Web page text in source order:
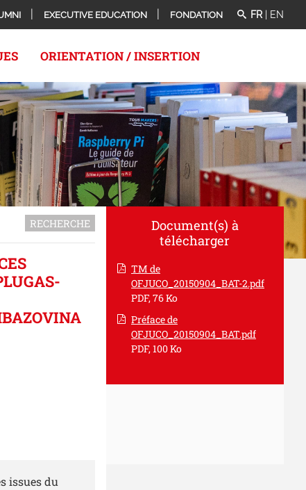
EXECUTIVE EDUCATION FONDATION FR EN
ORIENTATION / INSERTION
RECHERCHE
issues du
Document(s) à
télécharger
TM de
OFJUCO_20150904_BAT-2.pdf
PDF, 76 Ko
Préface de
OFJUCO_20150904_BAT.pdf
PDF, 100 Ko